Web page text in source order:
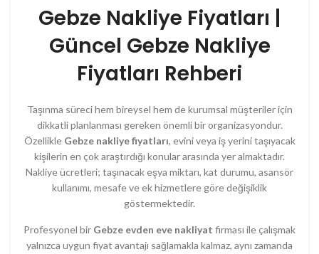
Gebze Nakliye Fiyatları |
Güncel Gebze Nakliye
Fiyatları Rehberi
Taşınma süreci hem bireysel hem de kurumsal müşteriler için
dikkatli planlanması gereken önemli bir organizasyondur.
Özellikle Gebze nakliye fiyatları, evini veya iş yerini taşıyacak
kişilerin en çok araştırdığı konular arasında yer almaktadır.
Nakliye ücretleri; taşınacak eşya miktarı, kat durumu, asansör
kullanımı, mesafe ve ek hizmetlere göre değişiklik
göstermektedir.
Profesyonel bir Gebze evden eve nakliyat firması ile çalışmak
yalnızca uygun fiyat avantajı sağlamakla kalmaz, aynı zamanda